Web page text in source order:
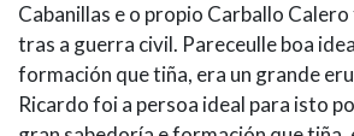
Cabanillas e o propio Carballo
tras a guerra civil. Pareceulle boa
formación que tiña, era un grande
Ricardo foi a persoa ideal para isto